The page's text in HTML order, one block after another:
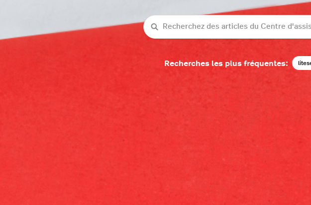
Recherche
Recherches les plus fréquentes: